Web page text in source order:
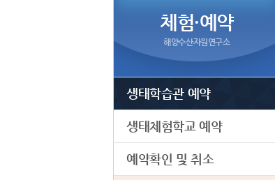
해양수산자원연구소
체험·예약
생태학습관 예약
생태체험학교 예약
예약확인 및 취소